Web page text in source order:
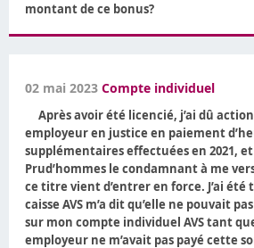
montant de ce bonus?
02 mai 2023 Compte individuel
Après avoir été licencié, j’ai dû
employeur en justice en paiement
supplémentaires effectuées en 2021,
Prud’hommes le condamnant à me
ce titre vient d’entrer en force. J’ai été
caisse AVS m’a dit qu’elle ne pouvait
sur mon compte individuel AVS tant
employeur ne m’avait pas payé cette